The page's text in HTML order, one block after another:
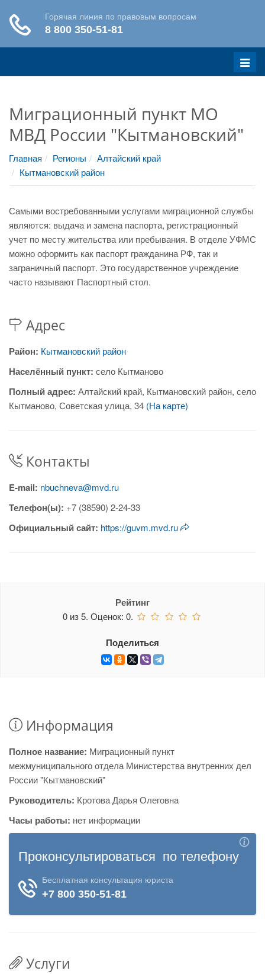
Меню
Миграционный пункт МО
МВД России "Кытмановский"
Главная Регионы
Алтайский край
Кытмановский район
Самыми востребованными услугами миграционной службы
являются: выдача и замена паспорта, регистрационный
учет по месту жительства или пребывания. В отделе УФМС
можно оформить как паспорт гражданина РФ, так и
заграничный паспорт. Это государственное учреждение
часто называют Паспортный стол.
Адрес
Район: Кытмановский район
Населённый пункт: село Кытманово
Полный адрес: Алтайский край, Кытмановский район, село
Кытманово, Советская улица, 34 (На карте)
Контакты
E-mail: nbuchneva@mvd.ru
Телефон(ы): +7 (38590) 2-24-33
Официальный сайт: https://guvm.mvd.ru
Рейтинг
0 из5. Оценок:0.
Поделиться
Информация
Полное название: Миграционный пункт
межмуниципального отдела Министерства внутренних дел
России "Кытмановский"
Руководитель: Кротова Дарья Олеговна
Часы работы: нет информации
Услуги